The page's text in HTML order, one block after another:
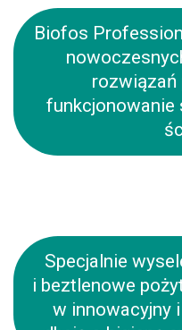
Biofos
rozwiązań
funkcjonowanie
Specjalnie
i beztlenowe
w innowacyjny